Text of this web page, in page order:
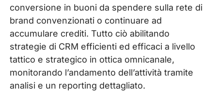
conversione in buoni da spendere sulla rete di
brand convenzionati o continuare ad
accumulare crediti. Tutto ciò abilitando
strategie di CRM efficienti ed efficaci a livello
tattico e strategico in ottica omnicanale,
monitorando l’andamento dell’attività tramite
analisi e un reporting dettagliato.